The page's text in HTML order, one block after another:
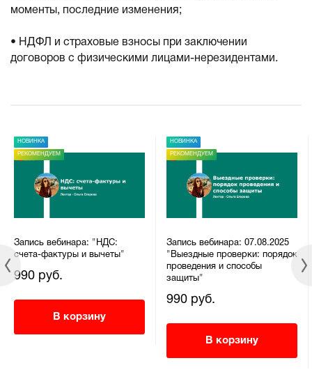
моменты, последние изменения;
• НДФЛ и страховые взносы при заключении
договоров с физическими лицами-нерезидентами.
НОВИНКА
РЕКОМЕНДУЕМ
Запись вебинара: "НДС:
счета-фактуры и вычеты"
990 руб.
В корзину
НОВИНКА
РЕКОМЕНДУЕМ
Запись вебинара: 07.08.2025
"Выездные проверки: порядок
проведения и способы
защиты"
990 руб.
В корзину